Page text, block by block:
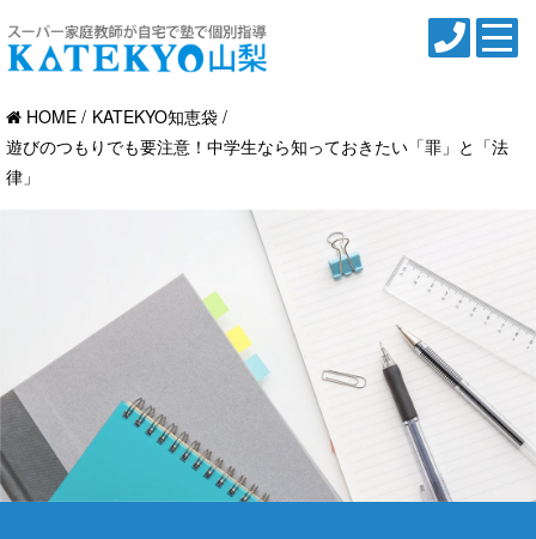
HOME
KATEKYO知恵袋
遊びのつもりでも要注意！中学生なら知っておきたい「罪」と「法
律」